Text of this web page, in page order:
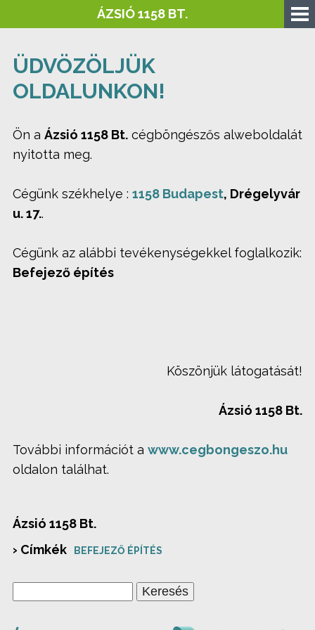
ÁZSIÓ 1158 BT.
ÜDVÖZÖLJÜK
OLDALUNKON!
Ön a Ázsió 1158 Bt. cégböngészős alweboldalát
nyitotta meg.
Cégünk székhelye : 1158 Budapest, Drégelyvár
u. 17..
Cégünk az alábbi tevékenységekkel foglalkozik:
Befejező építés
Köszönjük látogatását!
Ázsió 1158 Bt.
További információt a www.cegbongeszo.hu
oldalon találhat.
Ázsió 1158 Bt.
› Címkék
BEFEJEZŐ ÉPÍTÉS